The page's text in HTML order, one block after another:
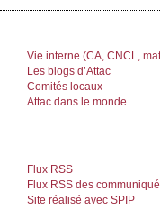
Vie interne (CA, CNCL,
Les blogs d’Attac
Comités locaux
Attac dans le monde
Flux RSS
Flux RSS des
Site réalisé avec SPIP